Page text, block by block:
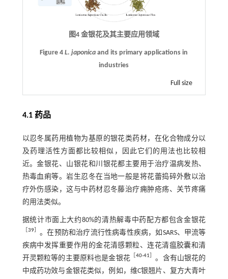
图4 金银花及其主要应用领域
Figure 4L. japonica and its primary applications in
industries
Full size
4.1 药品
以忍冬属药用植物为基原的银花类药材，在化合物成分以
及药理活性方面都比较相似，因此它们的用法也比较相
近。金银花、山银花和川银花都主要用于治疗温病发热、
热毒血痢等。岩生忍冬在当地一般是将花蕾捣碎外敷以治
疗外伤感染，这与中药材忍冬藤治疗痈肿疮疡、关节疼痛
的用法类似。
据统计市面上大约80%的清热解毒中药配方都包含金银花
［39］ 。在预防和治疗流行性病毒性疾病，如SARS、甲流等
疾病中发挥重要作用的金花清感颗粒、连花清瘟胶囊和清
开灵颗粒等的主要原料也是金银花［40-41］ 。含有山银花的
中成药功效与金银花类似，例如，维C银翘片、复方大青叶